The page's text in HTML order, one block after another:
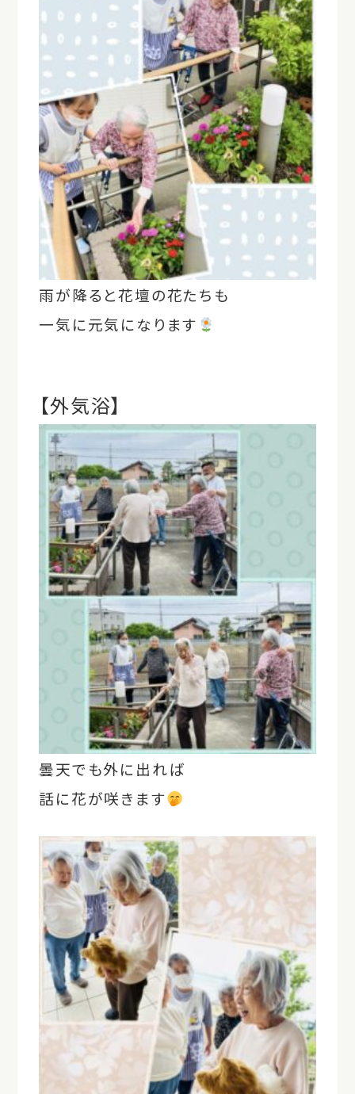
雨が降ると花壇の花たちも
一気に元気になります
【外気浴】
曇天でも外に出れば
話に花が咲きます